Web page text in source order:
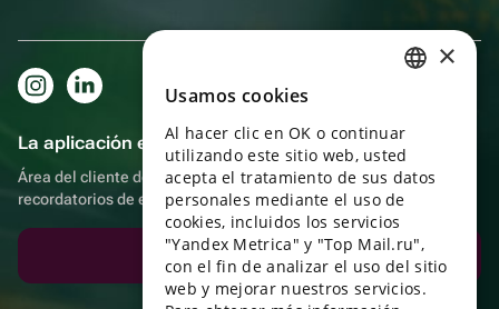
La aplicación es aún más práctica.
Área del cliente del destinatario, más bonos por compras y
recordatorios de eventos
Descargar la aplicación
ENGLISH
UKRAINIAN
PORTUGUESE
SPANISH
HUNGARIAN
×
Usamos cookies
Al hacer clic en OK o continuar
utilizando este sitio web, usted
acepta el tratamiento de sus datos
personales mediante el uso de
cookies, incluidos los servicios
"Yandex Metrica" y "Top Mail.ru",
con el fin de analizar el uso del sitio
web y mejorar nuestros servicios.